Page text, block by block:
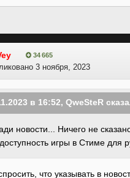
34 665
3 ноября, 2023
в 16:52, QweSteR
новости... Ничего не
игры в Стиме для
что указывать в